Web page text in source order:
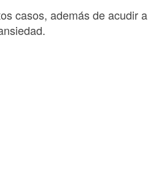
casos, además de acudir a